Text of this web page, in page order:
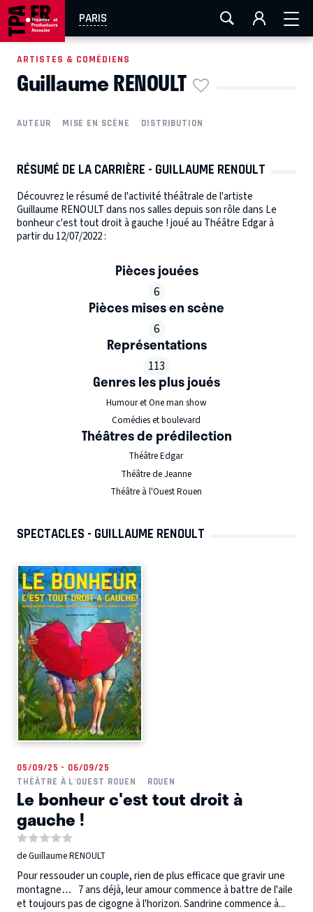
PARIS
AIX-MARSEILLE LA ROCHELLE
EN TOURNÉE
ARTISTES & COMÉDIENS
Guillaume RENOULT
AUTEUR MISE EN SCÈNE DISTRIBUTION
RÉSUMÉ DE LA CARRIÈRE - GUILLAUME RENOULT
Découvrez le résumé de l'activité théâtrale de l'artiste
Guillaume RENOULT dans nos salles depuis son rôle dans Le
bonheur c'est tout droit à gauche ! joué au Théâtre Edgar à
partir du 12/07/2022 :
Pièces jouées
6
Pièces mises en scène
6
Représentations
113
Genres les plus joués
Humour et One man show
Comédies et boulevard
Théâtres de prédilection
Théâtre Edgar
Théâtre de Jeanne
Théâtre à l'Ouest Rouen
SPECTACLES - GUILLAUME RENOULT
05/09/25 - 06/09/25
THÉÂTRE À L'OUEST ROUEN
ROUEN
Le bonheur c'est tout droit à
gauche !
de Guillaume RENOULT
Pour ressouder un couple, rien de plus efficace que gravir une
montagne… 7 ans déjà, leur amour commence à battre de l'aile
et toujours pas de cigogne à l'horizon. Sandrine commence à...